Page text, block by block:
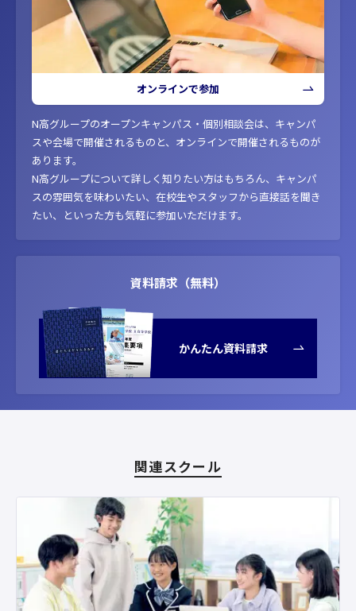
オンラインで参加
N高グループのオープンキャンパス・個別相談会は、キャンパ
スや会場で開催されるものと、オンラインで開催されるものが
あります。
N高グループについて詳しく知りたい方はもちろん、キャンパ
スの雰囲気を味わいたい、在校生やスタッフから直接話を聞き
たい、といった方も気軽に参加いただけます。
資料請求（無料）
かんたん資料請求
関連スクール